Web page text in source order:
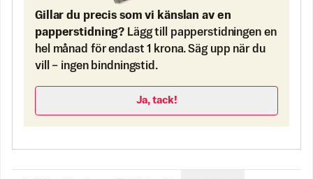
Gillar du precis som vi känslan av en
papperstidning? Lägg till papperstidningen en
hel månad för endast 1 krona. Säg upp när du
vill – ingen bindningstid.
Ja, tack!